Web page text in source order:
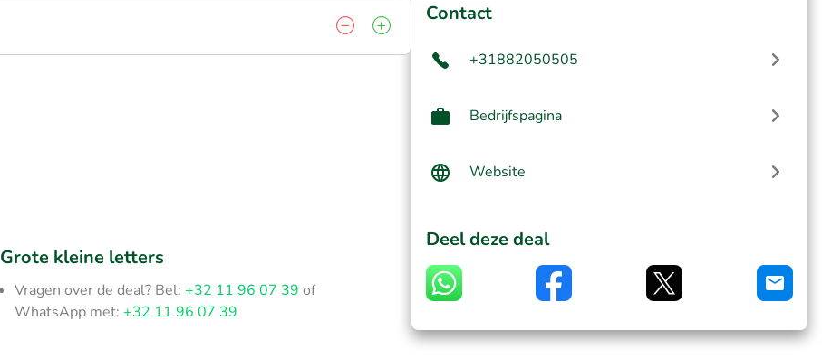
Grote kleine letters
Vragen over de deal? Bel:+32 11 96 07 39 of
WhatsApp met:+32 11 96 07 39
Contact
+31882050505
Bedrijfspagina
Website
Deel deze deal